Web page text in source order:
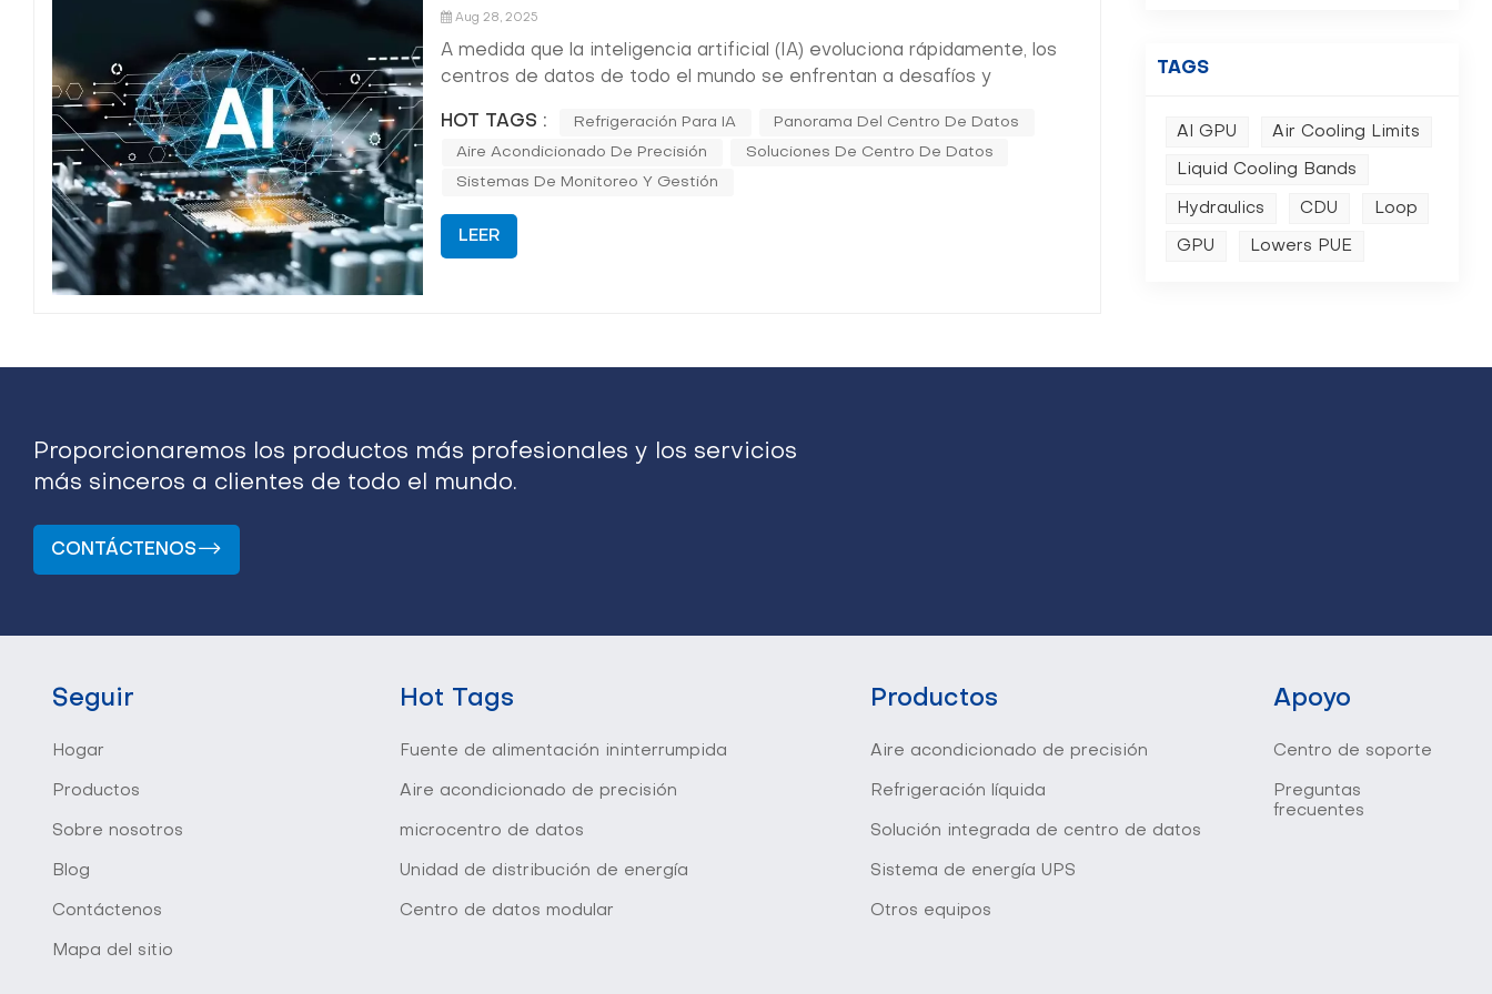
TAGS
AI GPU Air Cooling Limits
Liquid Cooling Bands
Hydraulics CDU Loop
GPU Lowers PUE
Aug 28, 2025
A medida que la inteligencia artificial (IA) evoluciona rápidamente, los
centros de datos de todo el mundo se enfrentan a desafíos y
IA está llevando la infraestructura de los centros de datos al límite, lo
que requiere soluciones...
HOT TAGS : Refrigeración Para IA Panorama Del Centro De Datos
Aire Acondicionado De Precisión Soluciones De Centro De Datos
Sistemas De Monitoreo Y Gestión
LEER
Proporcionaremos los productos más profesionales y los servicios
más sinceros a clientes de todo el mundo.
CONTÁCTENOS
Seguir
Hogar
Productos
Sobre nosotros
Blog
Contáctenos
Mapa del sitio
Hot Tags
Fuente de alimentación ininterrumpida
Aire acondicionado de precisión
microcentro de datos
Unidad de distribución de energía
Centro de datos modular
Productos
Aire acondicionado de precisión
Refrigeración líquida
Solución integrada de centro de datos
Sistema de energía UPS
Otros equipos
Apoyo
Centro de soporte
Preguntas
frecuentes